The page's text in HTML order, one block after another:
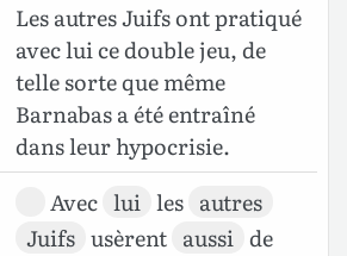
Les autres Juifs ont pratiqué
avec lui ce double jeu, de
telle sorte que même
Barnabas a été entraîné
dans leur hypocrisie.
Avec lui les autres
Juifs usèrent aussi de